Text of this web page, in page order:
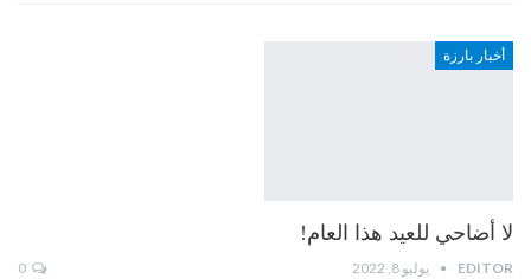
أخبار بارزة
لا أضاحي للعيد هذا العام!
EDITOR يوليو 8, 2022